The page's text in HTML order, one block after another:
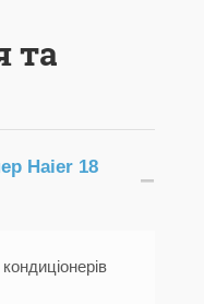
та
Haier 18
−